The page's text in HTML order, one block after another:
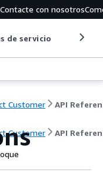
Contacte con nosotros
de servicio
Customer API
Customer API